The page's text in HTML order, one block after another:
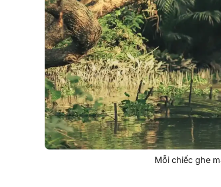
Mỗi chiếc ghe